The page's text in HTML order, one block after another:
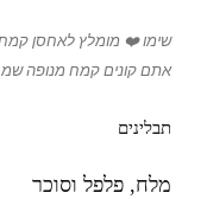
שימו ❤️ מומלץ לאחסן קמח
אתם קונים קמח מנופה
תבלינים
מלח, פלפל וסוכר